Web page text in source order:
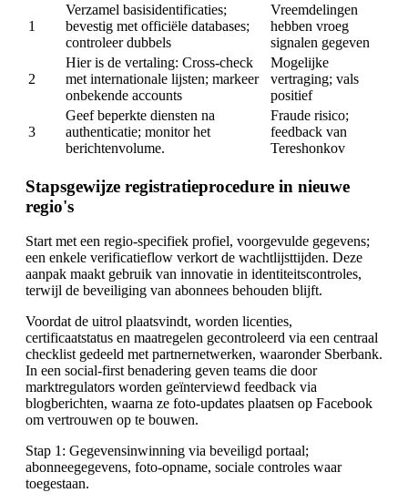
1
Verzamel basisidentificaties;
bevestig met officiële databases;
controleer dubbels
Vreemdelingen
hebben vroeg
signalen gegeven
2
Hier is de vertaling: Cross-check
met internationale lijsten; markeer
onbekende accounts
Mogelijke
vertraging; vals
positief
3
Geef beperkte diensten na
authenticatie; monitor het
berichtenvolume.
Fraude risico;
feedback van
Tereshonkov
Stapsgewijze registratieprocedure in nieuwe
regio's
Start met een regio-specifiek profiel, voorgevulde gegevens;
een enkele verificatieflow verkort de wachtlijsttijden. Deze
aanpak maakt gebruik van innovatie in identiteitscontroles,
terwijl de beveiliging van abonnees behouden blijft.
Voordat de uitrol plaatsvindt, worden licenties,
certificaatstatus en maatregelen gecontroleerd via een centraal
checklist gedeeld met partnernetwerken, waaronder Sberbank.
In een social-first benadering geven teams die door
marktregulators worden geïnterviewd feedback via
blogberichten, waarna ze foto-updates plaatsen op Facebook
om vertrouwen op te bouwen.
Stap 1: Gegevensinwinning via beveiligd portaal;
abonneegegevens, foto-opname, sociale controles waar
toegestaan.